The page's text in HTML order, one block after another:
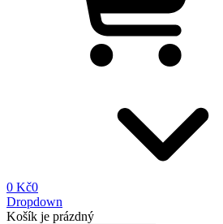
0 Kč0
Dropdown
Košík je prázdný